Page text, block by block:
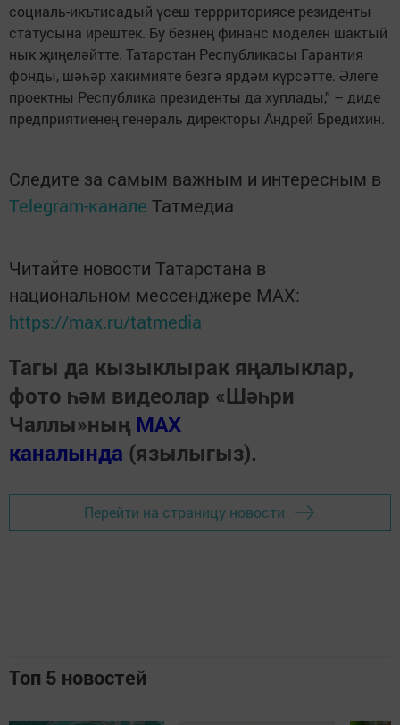
социаль-икътисадый үсеш террриториясе резиденты
статусына ирештек. Бу безнең финанс моделен шактый
нык җиңеләйтте. Татарстан Республикасы Гарантия
фонды, шәһәр хакимияте безгә ярдәм күрсәтте. Әлеге
проектны Республика президенты да хуплады,” – диде
предприятиенең генераль директоры Андрей Бредихин.
Следите за самым важным и интересным в
Telegram-канале Татмедиа
Читайте новости Татарстана в
национальном мессенджере MАХ:
https://max.ru/tatmedia
Тагы да кызыклырак яңалыклар,
фото һәм видеолар «Шәһри
Чаллы»ның MAX
каналында (язылыгыз).
Перейти на страницу новости
Топ 5 новостей